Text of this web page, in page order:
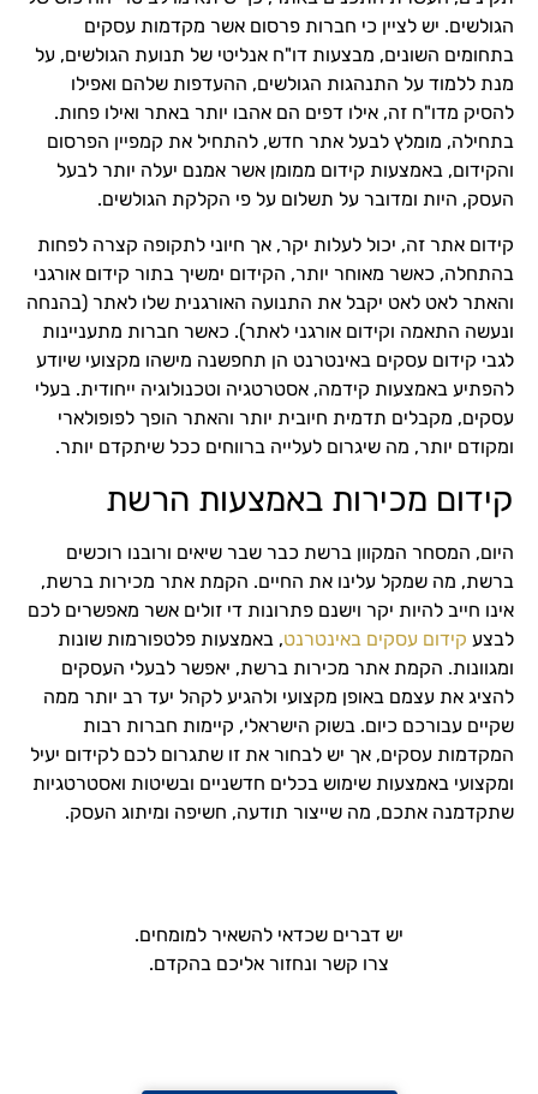
הגולשים. יש לציין כי חברות פרסום אשר מקדמות עסקים
בתחומים השונים, מבצעות דו"ח אנליטי של תנועת הגולשים, על
מנת ללמוד על התנהגות הגולשים, ההעדפות שלהם ואפילו
להסיק מדו"ח זה, אילו דפים הם אהבו יותר באתר ואילו פחות.
בתחילה, מומלץ לבעל אתר חדש, להתחיל את קמפיין הפרסום
והקידום, באמצעות קידום ממומן אשר אמנם יעלה יותר לבעל
העסק, היות ומדובר על תשלום על פי הקלקת הגולשים.
קידום אתר זה, יכול לעלות יקר, אך חיוני לתקופה קצרה לפחות
בהתחלה, כאשר מאוחר יותר, הקידום ימשיך בתור קידום אורגני
והאתר לאט לאט יקבל את התנועה האורגנית שלו לאתר (בהנחה
ונעשה התאמה וקידום אורגני לאתר). כאשר חברות מתעניינות
לגבי קידום עסקים באינטרנט הן תחפשנה מישהו מקצועי שיודע
להפתיע באמצעות קידמה, אסטרטגיה וטכנולוגיה ייחודית. בעלי
עסקים, מקבלים תדמית חיובית יותר והאתר הופך לפופולארי
ומקודם יותר, מה שיגרום לעלייה ברווחים ככל שיתקדם יותר.
קידום מכירות באמצעות הרשת
היום, המסחר המקוון ברשת כבר שבר שיאים ורובנו רוכשים
ברשת, מה שמקל עלינו את החיים. הקמת אתר מכירות ברשת,
אינו חייב להיות יקר וישנם פתרונות די זולים אשר מאפשרים לכם
לבצע קידום עסקים באינטרנט, באמצעות פלטפורמות שונות
ומגוונות. הקמת אתר מכירות ברשת, יאפשר לבעלי העסקים
להציג את עצמם באופן מקצועי ולהגיע לקהל יעד רב יותר ממה
שקיים עבורכם כיום. בשוק הישראלי, קיימות חברות רבות
המקדמות עסקים, אך יש לבחור את זו שתגרום לכם לקידום יעיל
ומקצועי באמצעות שימוש בכלים חדשניים ובשיטות ואסטרטגיות
שתקדמנה אתכם, מה שייצור תודעה, חשיפה ומיתוג העסק.
יש דברים שכדאי להשאיר למומחים.
צרו קשר ונחזור אליכם בהקדם.